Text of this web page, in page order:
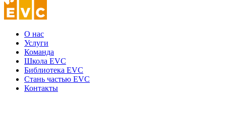
О нас
Услуги
Команда
Школа EVC
Библиотека EVC
Стань частью EVC
Контакты